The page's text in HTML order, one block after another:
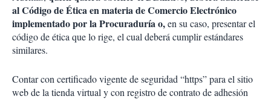
al Código de Ética en materia de Comercio Electrónico
implementado por la Procuraduría o,en su caso, presentar el
código de ética que lo rige, el cual deberá cumplir estándares
similares.
Contar con certificado vigente de seguridad “https” para el sitio
web de la tienda virtual y con registro de contrato de adhesión